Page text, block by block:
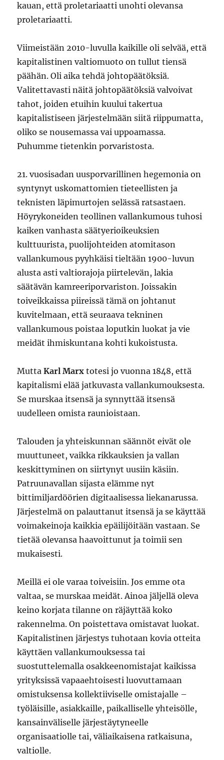
kauan, että proletariaatti unohti olevansa
proletariaatti.
Viimeistään 2010-luvulla kaikille oli selvää, että
kapitalistinen valtiomuoto on tullut tiensä
päähän. Oli aika tehdä johtopäätöksiä.
Valitettavasti näitä johtopäätöksiä valvoivat
tahot, joiden etuihin kuului takertua
kapitalistiseen järjestelmään siitä riippumatta,
oliko se nousemassa vai uppoamassa.
Puhumme tietenkin porvaristosta.
21. vuosisadan uusporvarillinen hegemonia on
syntynyt uskomattomien tieteellisten ja
teknisten läpimurtojen selässä ratsastaen.
Höyrykoneiden teollinen vallankumous tuhosi
kaiken vanhasta säätyerioikeuksien
kulttuurista, puolijohteiden atomitason
vallankumous pyyhkäisi tieltään 1900-luvun
alusta asti valtiorajoja piirtelevän, lakia
säätävän kamreeriporvariston. Joissakin
toiveikkaissa piireissä tämä on johtanut
kuvitelmaan, että seuraava tekninen
vallankumous poistaa loputkin luokat ja vie
meidät ihmiskuntana kohti kukoistusta.
MuttaKarl Marx totesi jo vuonna 1848, että
kapitalismi elää jatkuvasta vallankumouksesta.
Se murskaa itsensä ja synnyttää itsensä
uudelleen omista raunioistaan.
Talouden ja yhteiskunnan säännöt eivät ole
muuttuneet, vaikka rikkauksien ja vallan
keskittyminen on siirtynyt uusiin käsiin.
Patruunavallan sijasta elämme nyt
bittimiljardöörien digitaalisessa liekanarussa.
Järjestelmä on palauttanut itsensä ja se käyttää
voimakeinoja kaikkia epäilijöitään vastaan. Se
tietää olevansa haavoittunut ja toimii sen
mukaisesti.
Meillä ei ole varaa toiveisiin. Jos emme ota
valtaa, se murskaa meidät. Ainoa jäljellä oleva
keino korjata tilanne on räjäyttää koko
rakennelma. On poistettava omistavat luokat.
Kapitalistinen järjestys tuhotaan kovia otteita
käyttäen vallankumouksessa tai
suostuttelemalla osakkeenomistajat kaikissa
yrityksissä vapaaehtoisesti luovuttamaan
omistuksensa kollektiiviselle omistajalle –
työläisille, asiakkaille, paikalliselle yhteisölle,
kansainväliselle järjestäytyneelle
organisaatiolle tai, väliaikaisena ratkaisuna,
valtiolle.